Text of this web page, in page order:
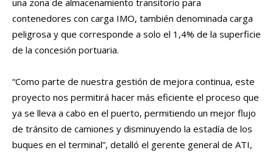
contenedores con carga IMO, también denominada carga
peligrosa y que corresponde a solo el 1,4% de la superficie
de la concesión portuaria.
“Como parte de nuestra gestión de mejora continua, este
proyecto nos permitirá hacer más eficiente el proceso que
ya se lleva a cabo en el puerto, permitiendo un mejor flujo
de tránsito de camiones y disminuyendo la estadía de los
buques en el terminal”, detalló el gerente general de ATI,